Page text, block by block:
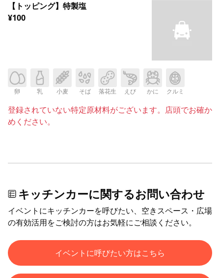
【トッピング】特製塩
¥100
卵 乳 小麦 そば 落花生 えび かに クルミ
登録されていない特定原材料がございます。店頭でお確か
めください。
キッチンカーに関するお問い合わせ
イベントにキッチンカーを呼びたい、空きスペース・広場
の有効活用をご検討の方はお気軽にご相談ください。
イベントに呼びたい方はこちら